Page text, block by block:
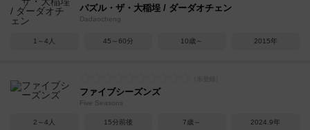
パズル・ザ・大稲埕 / ダーダオチェン
Dadaocheng
1～4人 45～60分 10歳～ 2015年
ファイブシーズンズ
Five Seasons
2～4人 15分前後 7歳～ 2024.9年